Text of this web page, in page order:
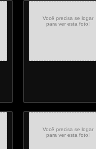
Você precisa se logar
para ver esta foto!
Você precisa se logar
para ver esta foto!